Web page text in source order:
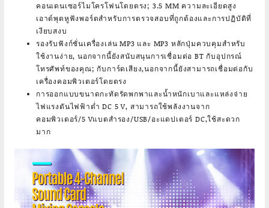
คอนเดนเซอร์ไมโครโฟนโดยตรง; 3.5 MM ความละเอียดสูง
เอาต์พุตหูฟังพอร์ตสำหรับการตรวจสอบที่ถูกต้องและการปฏิบัติที่
เงียบสงบ
รองรับฟังก์ชั่นเครื่องเล่น MP3 และ MP3 หลักปุ่มควบคุมสำหรับ
ใช้งานง่าย, นอกจากนี้ยังสนับสนุนการเชื่อมต่อ BT กับอุปกรณ์
โทรศัพท์ของคุณ; กับการ์ดเสียง,นอกจากนี้ยังสามารถเชื่อมต่อกับ
เครื่องคอมพิวเตอร์โดยตรง
การออกแบบขนาดกะทัดรัดพกพาและน้ำหนักเบาและแหล่งจ่าย
ไฟแรงดันไฟฟ้าต่ำ DC 5 V, สามารถใช้พลังงานจาก
คอมพิวเตอร์/5 Vแบตสำรอง/USB/อะแดปเตอร์ DC,ใช้สะดวก
มาก